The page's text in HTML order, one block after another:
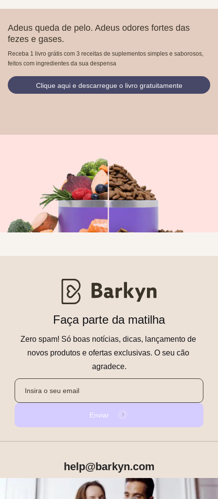
Adeus queda de pelo. Adeus odores fortes das
fezes e gases.
Receba 1 livro grátis com 3 receitas de suplementos simples e saborosos,
feitos com ingredientes da sua despensa
Clique aqui e descarregue o livro gratuitamente
Faça parte da matilha
Zero spam! Só boas notícias, dicas, lançamento de
novos produtos e ofertas exclusivas. O seu cão
agradece.
Enviar
help@barkyn.com